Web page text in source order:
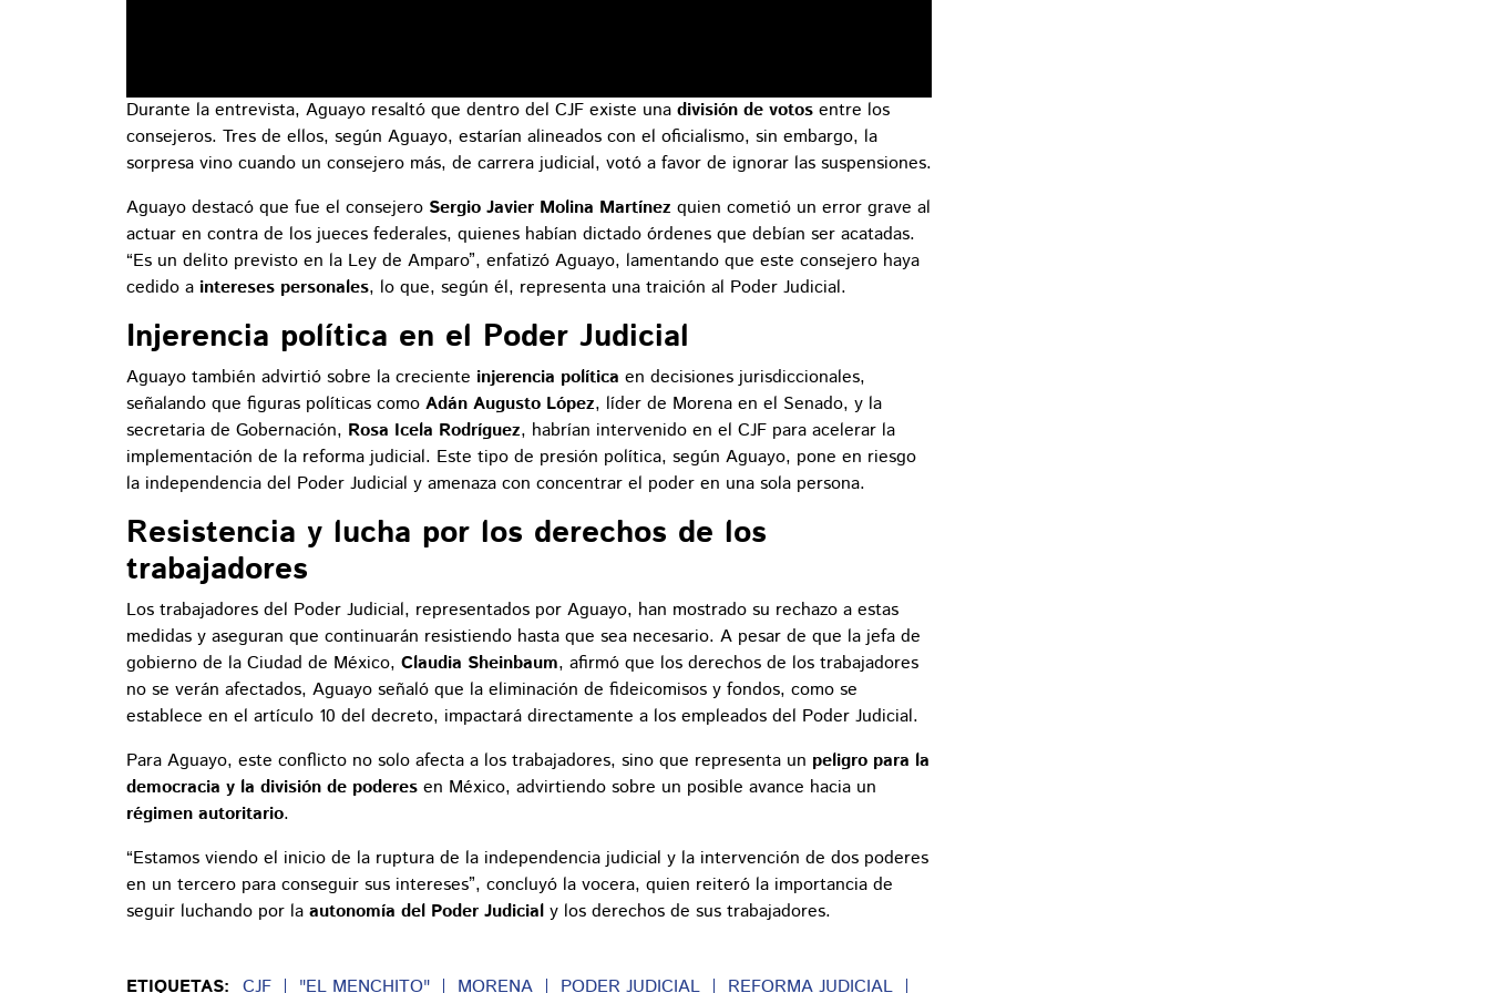
Durante la entrevista, Aguayo resaltó que dentro del CJF existe una división de votos entre los
consejeros. Tres de ellos, según Aguayo, estarían alineados con el oficialismo, sin embargo, la
sorpresa vino cuando un consejero más, de carrera judicial, votó a favor de ignorar las suspensiones.
Aguayo destacó que fue el consejero Sergio Javier Molina Martínez quien cometió un error grave al
actuar en contra de los jueces federales, quienes habían dictado órdenes que debían ser acatadas.
“Es un delito previsto en la Ley de Amparo”, enfatizó Aguayo, lamentando que este consejero haya
cedido a intereses personales, lo que, según él, representa una traición al Poder Judicial.
Injerencia política en el Poder Judicial
Aguayo también advirtió sobre la creciente injerencia política en decisiones jurisdiccionales,
señalando que figuras políticas como Adán Augusto López, líder de Morena en el Senado, y la
secretaria de Gobernación, Rosa Icela Rodríguez, habrían intervenido en el CJF para acelerar la
implementación de la reforma judicial. Este tipo de presión política, según Aguayo, pone en riesgo
la independencia del Poder Judicial y amenaza con concentrar el poder en una sola persona.
Resistencia y lucha por los derechos de los
trabajadores
Los trabajadores del Poder Judicial, representados por Aguayo, han mostrado su rechazo a estas
medidas y aseguran que continuarán resistiendo hasta que sea necesario. A pesar de que la jefa de
gobierno de la Ciudad de México, Claudia Sheinbaum, afirmó que los derechos de los trabajadores
no se verán afectados, Aguayo señaló que la eliminación de fideicomisos y fondos, como se
establece en el artículo 10 del decreto, impactará directamente a los empleados del Poder Judicial.
Para Aguayo, este conflicto no solo afecta a los trabajadores, sino que representa un peligro para la
democracia y la división de poderes en México, advirtiendo sobre un posible avance hacia un
régimen autoritario.
“Estamos viendo el inicio de la ruptura de la independencia judicial y la intervención de dos poderes
en un tercero para conseguir sus intereses”, concluyó la vocera, quien reiteró la importancia de
seguir luchando por la autonomía del Poder Judicial y los derechos de sus trabajadores.
ETIQUETAS: CJF "EL MENCHITO" MORENA PODER JUDICIAL REFORMA JUDICIAL